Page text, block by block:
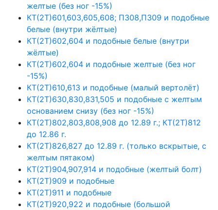
желтые (без ног -15%)
КТ(2Т)601,603,605,608; П308,П309 и подобные
белые (внутри жёлтые)
КТ(2Т)602,604 и подобные белые (внутри
жёлтые)
КТ(2Т)602,604 и подобные желтые (без ног
-15%)
КТ(2Т)610,613 и подобные (малый вертолёт)
КТ(2Т)630,830,831,505 и подобные с желтым
основанием снизу (без ног -15%)
КТ(2Т)802,803,808,908 до 12.89 г.; КТ(2Т)812
до 12.86 г.
КТ(2Т)826,827 до 12.89 г. (только вскрытые, с
желтым пятаком)
КТ(2Т)904,907,914 и подобные (желтый болт)
КТ(2Т)909 и подобные
КТ(2Т)911 и подобные
КТ(2Т)920,922 и подобные (большой